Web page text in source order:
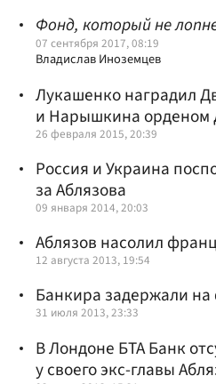
Фонд, который не
07 сентября 2017, 08:19
Владислав Иноземцев
Лукашенко наградил
и Нарышкина орденом
26 февраля 2015, 20:39
Россия и Украина
за Аблязова
09 января 2014, 20:03
Аблязов насолил
12 августа 2013, 19:54
Банкира задержали
31 июля 2013, 23:33
В Лондоне БТА Банк
у своего экс-главы